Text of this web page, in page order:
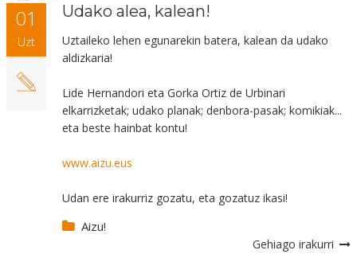
01
Uzt
Udako alea, kalean!
Uztaileko lehen egunarekin batera, kalean da udako
aldizkaria!
Lide Hernandori eta Gorka Ortiz de Urbinari
elkarrizketak; udako planak; denbora-pasak; komikiak...
eta beste hainbat kontu!
www.aizu.eus
Udan ere irakurriz gozatu, eta gozatuz ikasi!
Aizu!
Gehiago irakurri